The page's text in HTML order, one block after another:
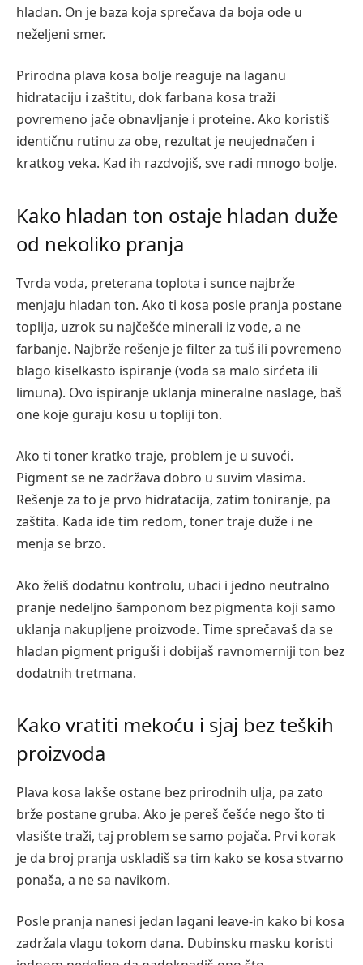
hladan. On je baza koja sprečava da boja ode u
neželjeni smer.
Prirodna plava kosa bolje reaguje na laganu
hidrataciju i zaštitu, dok farbana kosa traži
povremeno jače obnavljanje i proteine. Ako koristiš
identičnu rutinu za obe, rezultat je neujednačen i
kratkog veka. Kad ih razdvojiš, sve radi mnogo bolje.
Kako hladan ton ostaje hladan duže
od nekoliko pranja
Tvrda voda, preterana toplota i sunce najbrže
menjaju hladan ton. Ako ti kosa posle pranja postane
toplija, uzrok su najčešće minerali iz vode, a ne
farbanje. Najbrže rešenje je filter za tuš ili povremeno
blago kiselkasto ispiranje (voda sa malo sirćeta ili
limuna). Ovo ispiranje uklanja mineralne naslage, baš
one koje guraju kosu u topliji ton.
Ako ti toner kratko traje, problem je u suvoći.
Pigment se ne zadržava dobro u suvim vlasima.
Rešenje za to je prvo hidratacija, zatim toniranje, pa
zaštita. Kada ide tim redom, toner traje duže i ne
menja se brzo.
Ako želiš dodatnu kontrolu, ubaci i jedno neutralno
pranje nedeljno šamponom bez pigmenta koji samo
uklanja nakupljene proizvode. Time sprečavaš da se
hladan pigment priguši i dobijaš ravnomerniji ton bez
dodatnih tretmana.
Kako vratiti mekoću i sjaj bez teških
proizvoda
Plava kosa lakše ostane bez prirodnih ulja, pa zato
brže postane gruba. Ako je pereš češće nego što ti
vlasište traži, taj problem se samo pojača. Prvi korak
je da broj pranja uskladiš sa tim kako se kosa stvarno
ponaša, a ne sa navikom.
Posle pranja nanesi jedan lagani leave-in kako bi kosa
zadržala vlagu tokom dana. Dubinsku masku koristi